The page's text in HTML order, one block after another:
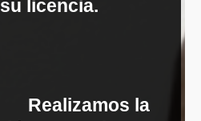
su licencia.
la